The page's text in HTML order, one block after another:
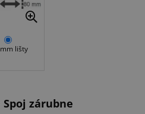
lišty
Spoj zárubne